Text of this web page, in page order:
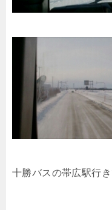
十勝バスの帯広駅行